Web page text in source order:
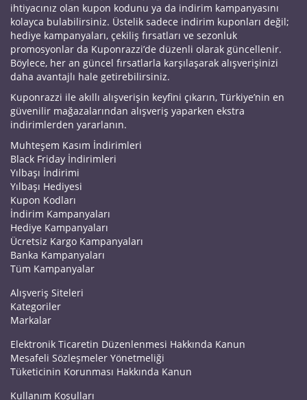
ihtiyacınız olan kupon kodunu ya da indirim kampanyasını
kolayca bulabilirsiniz. Üstelik sadece indirim kuponları değil;
hediye kampanyaları, çekiliş fırsatları ve sezonluk
promosyonlar da Kuponrazzi’de düzenli olarak güncellenir.
Böylece, her an güncel fırsatlarla karşılaşarak alışverişinizi
daha avantajlı hale getirebilirsiniz.
Kuponrazzi ile akıllı alışverişin keyfini çıkarın, Türkiye’nin en
güvenilir mağazalarından alışveriş yaparken ekstra
indirimlerden yararlanın.
Muhteşem Kasım İndirimleri
Black Friday İndirimleri
Yılbaşı İndirimi
Yılbaşı Hediyesi
Kupon Kodları
İndirim Kampanyaları
Hediye Kampanyaları
Ücretsiz Kargo Kampanyaları
Banka Kampanyaları
Tüm Kampanyalar
Alışveriş Siteleri
Kategoriler
Markalar
Elektronik Ticaretin Düzenlenmesi Hakkında Kanun
Mesafeli Sözleşmeler Yönetmeliği
Tüketicinin Korunması Hakkında Kanun
Kullanım Koşulları